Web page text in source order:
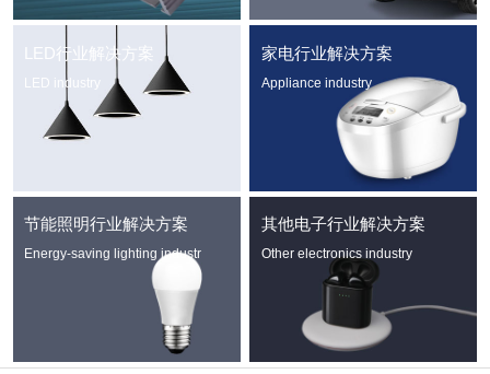
LED行业解决方案
LED industry
家电行业解决方案
Appliance industry
节能照明行业解决方案
Energy-saving lighting industr
其他电子行业解决方案
Other electronics industry